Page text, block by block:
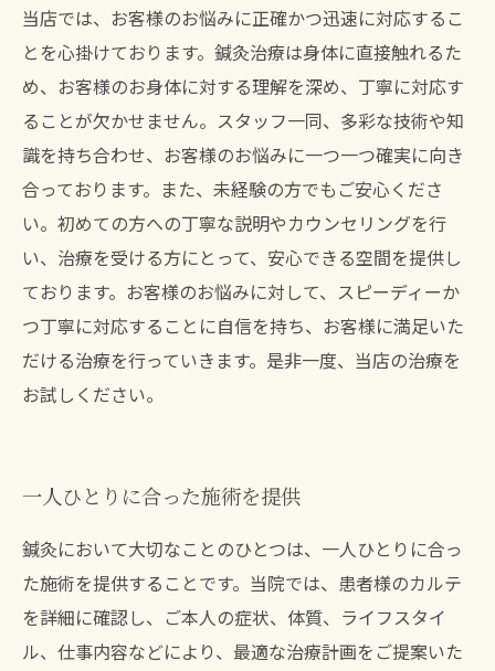
当店では、お客様のお悩みに正確かつ迅速に対応するこ
とを心掛けております。鍼灸治療は身体に直接触れるた
め、お客様のお身体に対する理解を深め、丁寧に対応す
ることが欠かせません。スタッフ一同、多彩な技術や知
識を持ち合わせ、お客様のお悩みに一つ一つ確実に向き
合っております。また、未経験の方でもご安心くださ
い。初めての方への丁寧な説明やカウンセリングを行
い、治療を受ける方にとって、安心できる空間を提供し
ております。お客様のお悩みに対して、スピーディーか
つ丁寧に対応することに自信を持ち、お客様に満足いた
だける治療を行っていきます。是非一度、当店の治療を
お試しください。
一人ひとりに合った施術を提供
鍼灸において大切なことのひとつは、一人ひとりに合っ
た施術を提供することです。当院では、患者様のカルテ
を詳細に確認し、ご本人の症状、体質、ライフスタイ
ル、仕事内容などにより、最適な治療計画をご提案いた